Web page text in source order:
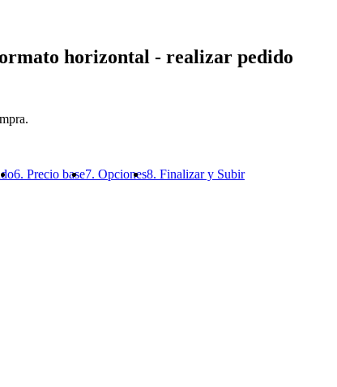
horizontal - realizar pedido
6. Precio base7. Opciones8. Finalizar y Subir